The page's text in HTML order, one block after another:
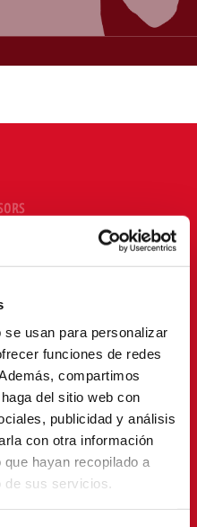
usan para personalizar
funciones de redes
compartimos
del sitio web con
publicidad y análisis
con otra información
hayan recopilado a
de sus servicios.